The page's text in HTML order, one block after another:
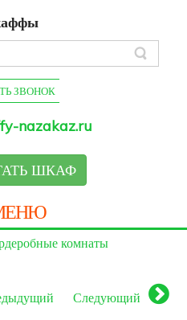
ЗВОНОК
nazakaz.ru
ШКАФ
комнаты
Следующий